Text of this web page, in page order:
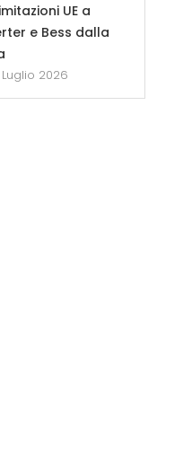
UE a
e Bess dalla
2026